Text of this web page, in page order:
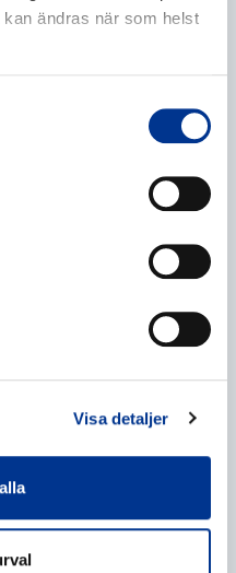
kan ändras när som helst
Visa detaljer
av mina